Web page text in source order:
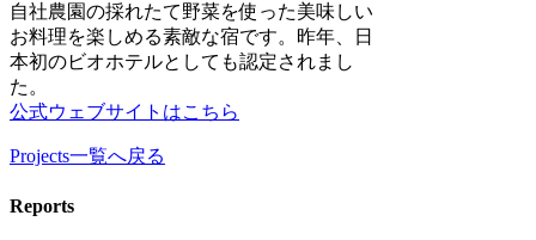
自社農園の採れたて野菜を使った美味しい
お料理を楽しめる素敵な宿です。昨年、日
本初のビオホテルとしても認定されまし
た。
公式ウェブサイトはこちら
Projects一覧へ戻る
Reports